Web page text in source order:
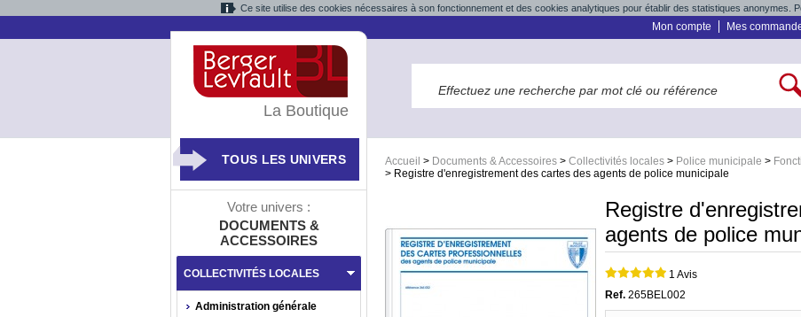
Ce site utilise des cookies nécessaires à son fonctionnement et des cookies analytiques pour établir des statistiques anonymes.
Mon compte Mes
Accueil > Documents & Accessoires > Collectivités locales > Police municipale >
> Registre d'enregistrement des cartes des agents de police municipale
Registre
agents de police
1 Avis
Ref. 265BEL002
La Boutique
TOUS LES UNIVERS
Votre univers :
DOCUMENTS &
ACCESSOIRES
COLLECTIVITÉS LOCALES
Administration générale